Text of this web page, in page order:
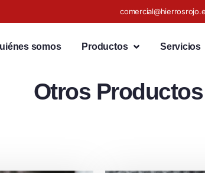
somos Productos Servicios
Otros Productos